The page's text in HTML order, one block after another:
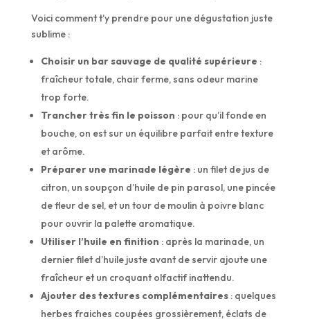
Voici comment t’y prendre pour une dégustation juste
sublime :
Choisir un bar sauvage de qualité supérieure :
fraîcheur totale, chair ferme, sans odeur marine
trop forte.
Trancher très fin le poisson : pour qu’il fonde en
bouche, on est sur un équilibre parfait entre texture
et arôme.
Préparer une marinade légère : un filet de jus de
citron, un soupçon d’huile de pin parasol, une pincée
de fleur de sel, et un tour de moulin à poivre blanc
pour ouvrir la palette aromatique.
Utiliser l’huile en finition : après la marinade, un
dernier filet d’huile juste avant de servir ajoute une
fraîcheur et un croquant olfactif inattendu.
Ajouter des textures complémentaires: quelques
herbes fraiches coupées grossièrement, éclats de